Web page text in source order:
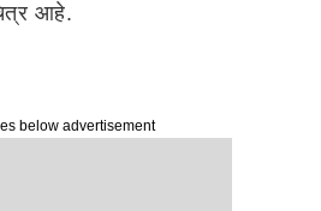
आहे.
below advertisement